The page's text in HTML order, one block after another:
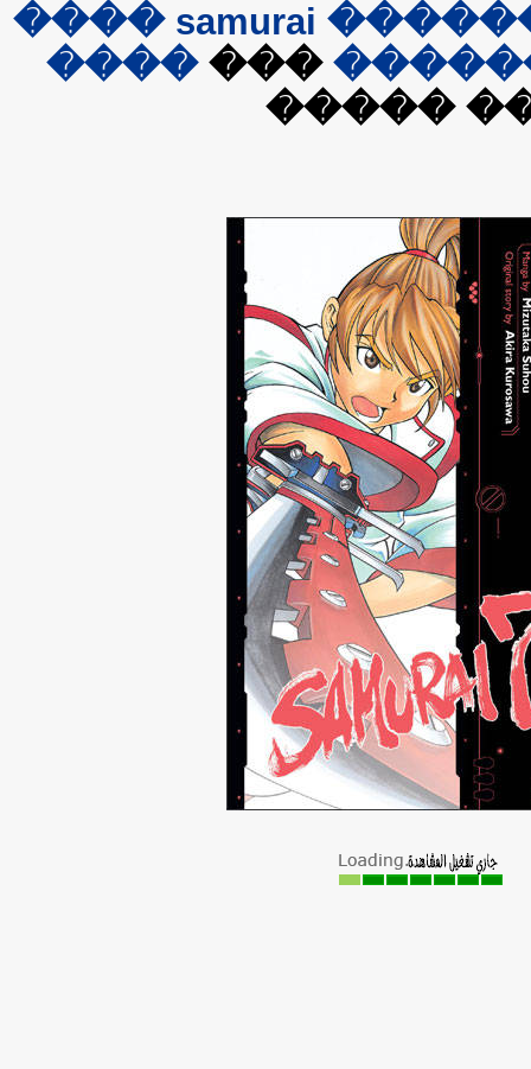
samurai
����
���
����
���